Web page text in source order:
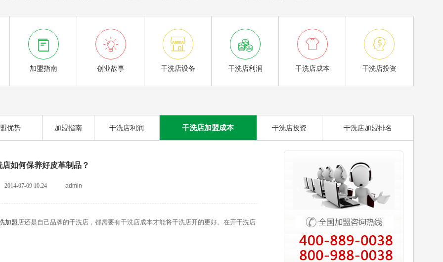

加盟指南

创业故事

干洗店设备

干洗店利润

干洗店成本

干洗店投资
优势 加盟指南 干洗店利润 干洗店加盟成本 干洗店投资 干洗店加盟排名
店如何保养好皮革制品？
2014-07-09 10:24 admin
加盟店还是自己品牌的干洗店，都需要有干洗店成本才能将干洗店开的更好。在开干洗店